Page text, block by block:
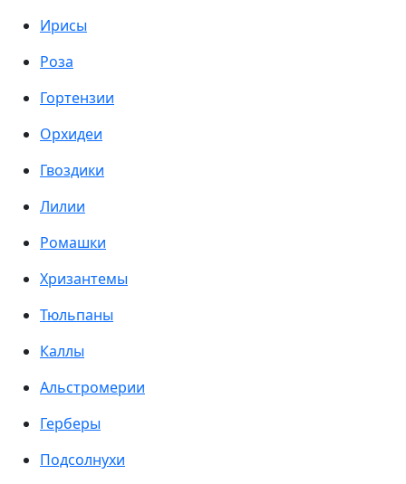
Ирисы
Роза
Гортензии
Орхидеи
Гвоздики
Лилии
Ромашки
Хризантемы
Тюльпаны
Каллы
Альстромерии
Герберы
Подсолнухи